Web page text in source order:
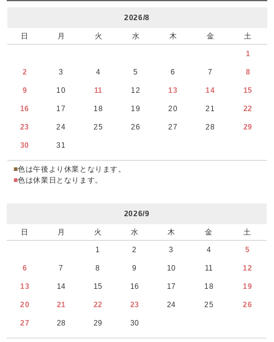
2026/8
日 月 火 水 木 金 土
1
2 3 4 5 6 7 8
9 10 11 12 13 14 15
16 17 18 19 20 21 22
23 24 25 26 27 28 29
30 31
■色は午後より休業となります。
■色は休業日となります。
2026/9
日 月 火 水 木 金 土
1 2 3 4 5
6 7 8 9 10 11 12
13 14 15 16 17 18 19
20 21 22 23 24 25 26
27 28 29 30